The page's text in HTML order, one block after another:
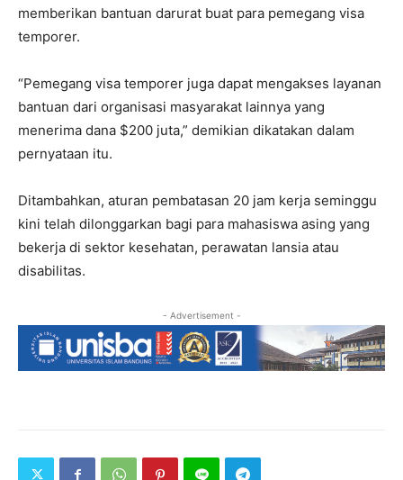
memberikan bantuan darurat buat para pemegang visa
temporer.
“Pemegang visa temporer juga dapat mengakses layanan
bantuan dari organisasi masyarakat lainnya yang
menerima dana $200 juta,” demikian dikatakan dalam
pernyataan itu.
Ditambahkan, aturan pembatasan 20 jam kerja seminggu
kini telah dilonggarkan bagi para mahasiswa asing yang
bekerja di sektor kesehatan, perawatan lansia atau
disabilitas.
- Advertisement -